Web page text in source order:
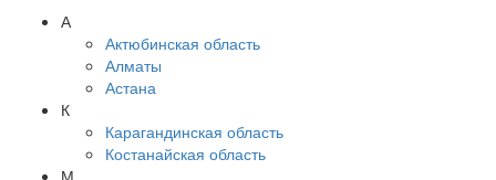
А
Актюбинская область
Алматы
Астана
К
Карагандинская область
Костанайская область
М